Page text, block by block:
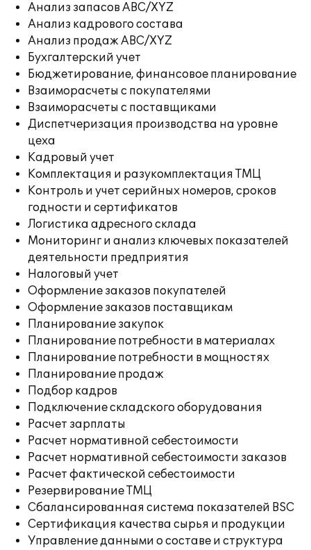
Анализ запасов ABC/XYZ
Анализ кадрового состава
Анализ продаж ABC/XYZ
Бухгалтерский учет
Бюджетирование, финансовое планирование
Взаиморасчеты с покупателями
Взаиморасчеты с поставщиками
Диспетчеризация производства на уровне
цеха
Кадровый учет
Комплектация и разукомплектация ТМЦ
Контроль и учет серийных номеров, сроков
годности и сертификатов
Логистика адресного склада
Мониторинг и анализ ключевых показателей
деятельности предприятия
Налоговый учет
Оформление заказов покупателей
Оформление заказов поставщикам
Планирование закупок
Планирование потребности в материалах
Планирование потребности в мощностях
Планирование продаж
Подбор кадров
Подключение складского оборудования
Расчет зарплаты
Расчет нормативной себестоимости
Расчет нормативной себестоимости заказов
Расчет фактической себестоимости
Резервирование ТМЦ
Сбалансированная система показателей BSC
Сертификация качества сырья и продукции
Управление данными о составе и структура